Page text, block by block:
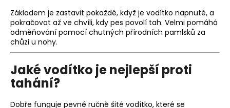
Základem je zastavit pokaždé, když je vodítko napnuté, a
pokračovat až ve chvíli, kdy pes povolí tah. Velmi pomáhá
odměňování pomocí chutných přírodních pamlsků za
chůzi u nohy.
Jaké vodítko je nejlepší proti
tahání?
Dobře funguje pevné ručně šité vodítko, které se
D
o
p
o
r
u